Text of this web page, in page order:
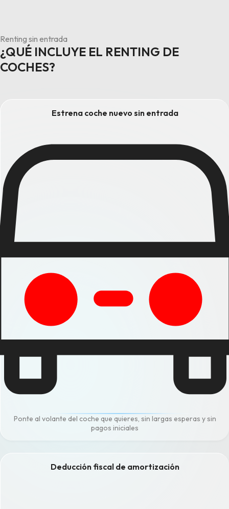
Renting sin entrada
¿QUÉ INCLUYE EL RENTING DE
COCHES?
Estrena coche nuevo sin entrada
Ponte al volante del coche que quieres, sin largas esperas y sin
pagos iniciales
Deducción fiscal de amortización